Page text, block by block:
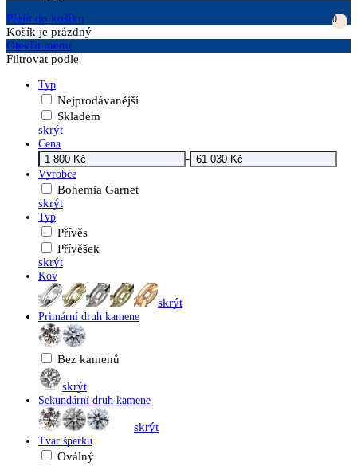
Přejít do košíku
0
Košík je prázdný
Otevřít menu
Filtrovat podle
Typ
Nejprodávanější
Skladem
skrýt
Cena
-
Výrobce
Bohemia Garnet
skrýt
Typ
Přívěs
Přívěšek
skrýt
Kov
skrýt
Primární druh kamene
Bez kamenů
skrýt
Sekundární druh kamene
skrýt
Tvar šperku
Oválný